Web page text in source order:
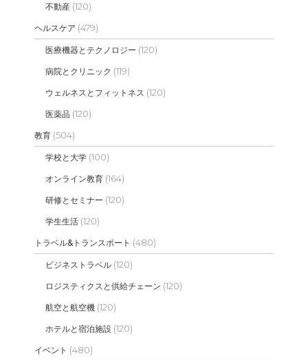
不動産 (120)
ヘルスケア (479)
医療機器とテクノロジー (120)
病院とクリニック (119)
ウェルネスとフィットネス (120)
医薬品 (120)
教育 (504)
学校と大学 (100)
オンライン教育 (164)
研修とセミナー (120)
学生生活 (120)
トラベル&トランスポート (480)
ビジネストラベル (120)
ロジスティクスと供給チェーン (120)
航空と航空機 (120)
ホテルと宿泊施設 (120)
イベント (480)